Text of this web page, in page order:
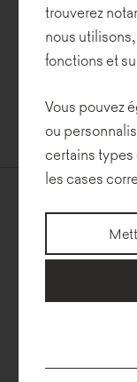
must have est un
réalisations
la part des
simplement la peine
Noti Sp. z o.o.
ul. Sowia 19,
NIP: 7811881529
trouverez
nous
fonctions et
Vous pouvez
ou
certains types
les cases